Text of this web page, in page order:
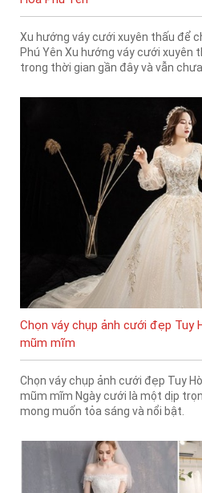
Xu hướng váy cưới xuyên thấu để
Phú Yên Xu hướng váy cưới xuyên
trong thời gian gần đây và vẫn
Chọn váy chụp ảnh cưới đẹp Tuy
mũm mĩm
Chọn váy chụp ảnh cưới đẹp Tuy
mũm mĩm Ngày cưới là một dịp
mong muốn tỏa sáng và nổi bật.